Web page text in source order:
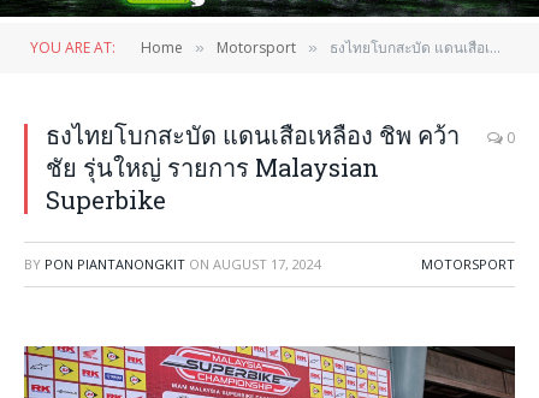
YOU ARE AT: Home » Motorsport » ธงไทยโบกสะบัด แดนเสือเหลือง ชิพ คว้าชัย รุ่นใหญ่ รายการ Malaysian Superbike
ธงไทยโบกสะบัด แดนเสือเหลือง ชิพ คว้า
ชัย รุ่นใหญ่ รายการ Malaysian
Superbike
0
BY PON PIANTANONGKIT ON AUGUST 17, 2024 MOTORSPORT